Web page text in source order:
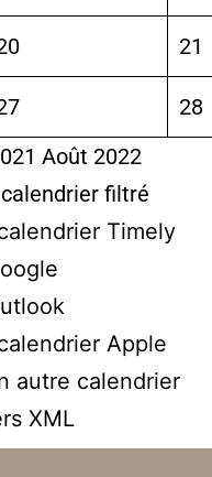
21
28
Août 2022
filtré
Timely
Apple
autre calendrier
XML